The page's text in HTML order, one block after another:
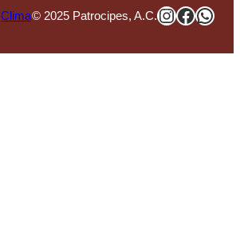
Clima© 2025 Patrocipes, A.C.